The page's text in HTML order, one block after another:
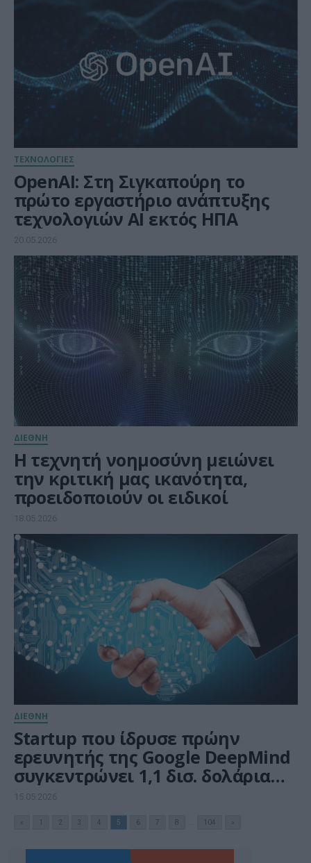
ΤΕΧΝΟΛΟΓΙΕΣ
OpenAI: Στη Σιγκαπούρη το
πρώτο εργαστήριο ανάπτυξης
τεχνολογιών ΑΙ εκτός ΗΠΑ
20.05.2026
ΔΙΕΘΝΗ
Η τεχνητή νοημοσύνη μειώνει
την κριτική μας ικανότητα,
προειδοποιούν οι ειδικοί
18.05.2026
ΔΙΕΘΝΗ
Startup που ίδρυσε πρώην
ερευνητής της Google DeepMind
συγκεντρώνει 1,1 δισ. δολάρια
για ανάπτυξη «υπερ-
νοημοσύνης»
15.05.2026
2 3 4 5 6 7 8 104